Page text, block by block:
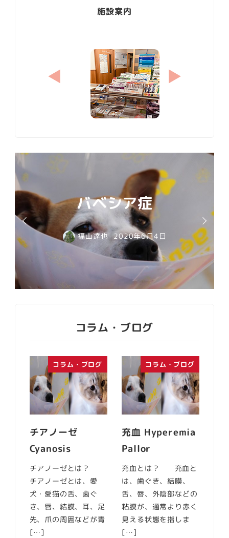
施設案内
バベシア症
福山達也 2020年6月4日
コラム・ブログ
コラム・ブログ
チアノーゼ
Cyanosis
チアノーゼとは？
チアノーゼとは、愛
犬・愛猫の舌、歯ぐ
き、唇、結膜、耳、足
先、爪の周囲などが青
[…]
コラム・ブログ
充血 Hyperemia
Pallor
充血とは？ 充血と
は、歯ぐき、結膜、
舌、唇、外陰部などの
粘膜が、通常より赤く
見える状態を指しま
[…]